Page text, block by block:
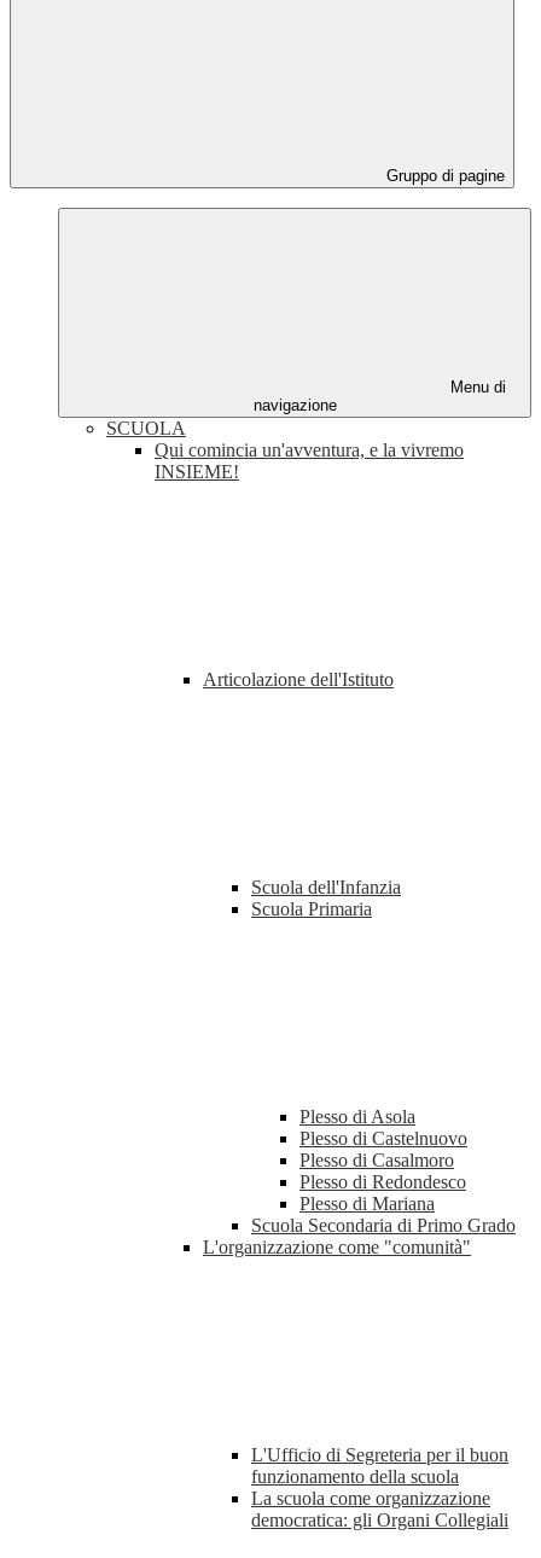
Gruppo di pagine
Menu di
navigazione
SCUOLA
Qui comincia un'avventura, e la vivremo
INSIEME!
Articolazione dell'Istituto
Scuola dell'Infanzia
Scuola Primaria
Plesso di Asola
Plesso di Castelnuovo
Plesso di Casalmoro
Plesso di Redondesco
Plesso di Mariana
Scuola Secondaria di Primo Grado
L'organizzazione come "comunità"
L'Ufficio di Segreteria per il buon
funzionamento della scuola
La scuola come organizzazione
democratica: gli Organi Collegiali